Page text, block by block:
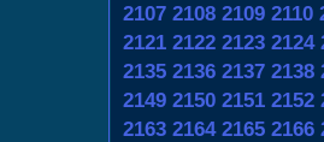
2107 2108 2109 2110
2121 2122 2123 2124
2135 2136 2137 2138
2149 2150 2151 2152
2163 2164 2165 2166